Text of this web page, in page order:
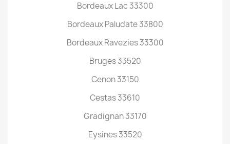
Bordeaux Lac 33300
Bordeaux Paludate 33800
Bordeaux Ravezies 33300
Bruges 33520
Cenon 33150
Cestas 33610
Gradignan 33170
Eysines 33520